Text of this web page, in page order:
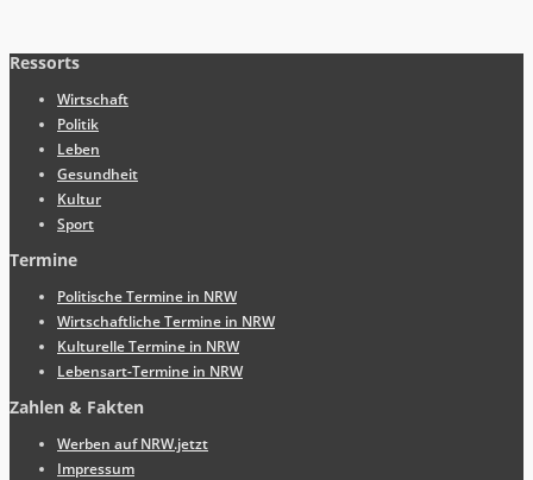
Ressorts
Wirtschaft
Politik
Leben
Gesundheit
Kultur
Sport
Termine
Politische Termine in NRW
Wirtschaftliche Termine in NRW
Kulturelle Termine in NRW
Lebensart-Termine in NRW
Zahlen & Fakten
Werben auf NRW.jetzt
Impressum